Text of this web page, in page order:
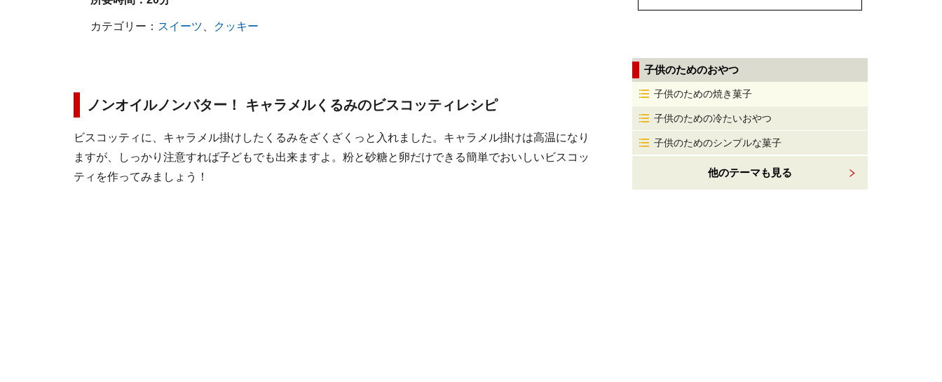
カテゴリー： スイーツ クッキー
ノンオイルノンバター！ キャラメルくるみのビスコッティレシピ
ビスコッティに、キャラメル掛けしたくるみをざくざくっと入れました。キャラメル掛けは高温になり
ますが、しっかり注意すれば子どもでも出来ますよ。粉と砂糖と卵だけできる簡単でおいしいビスコッ
ティを作ってみましょう！
子供のためのおやつ
子供のための焼き菓子
子供のための冷たいおやつ
子供のためのシンプルな菓子
他のテーマも見る